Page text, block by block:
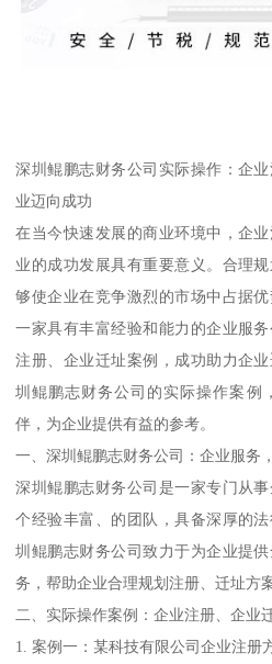
深圳鲲鹏志财务公司实际操作：企
业迈向成功
在当今快速发展的商业环境中，企
业的成功发展具有重要意义。合理
够使企业在竞争激烈的市场中占据
一家具有丰富经验和能力的企业服
注册、企业迁址案例，成功助力企
圳鲲鹏志财务公司的实际操作案例
伴，为企业提供有益的参考。
一、深圳鲲鹏志财务公司：企业服务
深圳鲲鹏志财务公司是一家专门从
个经验丰富、的团队，具备深厚的
圳鲲鹏志财务公司致力于为企业提
务，帮助企业合理规划注册、迁址方
二、实际操作案例：企业注册、企业
1. 案例一：某科技有限公司企业注册